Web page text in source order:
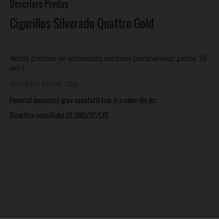
Descriere Produs
Cigarillos Silverado Quattro Gold
Fumatul dauneaza grav sanatatii tale si a celor din jur.
Directiva consiliului CE 2001/37/CEE